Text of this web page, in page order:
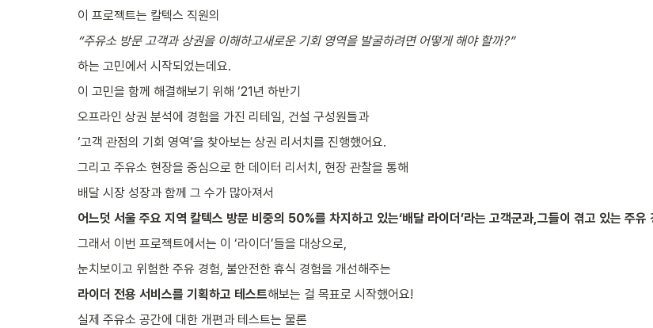
이 프로젝트는 칼텍스 직원의
“주유소 방문 고객과 상권을 이해하고새로운 기회 영역을 발굴하려면 어떻게 해야 할까?”
하는 고민에서 시작되었는데요.
이 고민을 함께 해결해보기 위해 ‘21년 하반기
오프라인 상권 분석에 경험을 가진 리테일, 건설 구성원들과
‘고객 관점의 기회 영역’을 찾아보는 상권 리서치를 진행했어요.
그리고 주유소 현장을 중심으로 한 데이터 리서치, 현장 관찰을 통해
배달 시장 성장과 함께 그 수가 많아져서
어느덧 서울 주요 지역 칼텍스 방문 비중의 50%를 차지하고 있는‘배달 라이더’라는 고객군과,그들이 겪고 있는 주유
그래서 이번 프로젝트에서는 이 ‘라이더’들을 대상으로,
눈치보이고 위험한 주유 경험, 불안전한 휴식 경험을 개선해주는
라이더 전용 서비스를 기획하고 테스트해보는 걸 목표로 시작했어요!
실제 주유소 공간에 대한 개편과 테스트는 물론